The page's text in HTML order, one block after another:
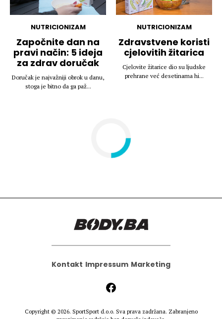
NUTRICIONIZAM
Započnite dan na
pravi način: 5 ideja
za zdrav doručak
Doručak je najvažniji obrok u danu,
stoga je bitno da ga paž...
NUTRICIONIZAM
Zdravstvene koristi
cjelovitih žitarica
Cjelovite žitarice dio su ljudske
prehrane već desetinama hi...
Kontakt Impressum Marketing
Copyright © 2026. SportSport d.o.o. Sva prava zadržana. Zabranjeno